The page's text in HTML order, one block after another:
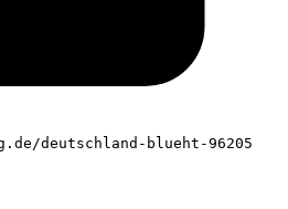
deutschland-blueht-96205